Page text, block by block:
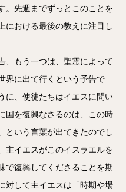
。先週までずっとこのことを
における最後の教えに注目し
もう一つは、聖霊によって
界に出て行くという予告で
に、使徒たちはイエスに問い
国を復興なさるのは、この時
という言葉が出てきたのでし
主イエスがこのイスラエルを
で復興してくださることを期
対して主イエスは「時期や場